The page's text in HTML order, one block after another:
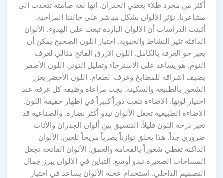
أكثر من مجرد طلاء يغطي الجدران. إنها لغة صامتة تتحدث إلى
مشاعرنا. تؤثر الألوان بشكل مباشر على حالتنا المزاجية.
أثبتت الدراسات أن الألوان الباردة تبعث على الهدوء. الألوان
الدافئة تثير النشاط والحيوية. اختيار اللون الصحيح يمكن أن
يغير جو الغرفة بالكامل. اللون الأزرق الفاتح مثالي لغرف
النوم. هو يساعد على الاسترخاء وتقليل التوتر. اللون الأصفر
يضيف إشراقة للمطابخ وغرف الطعام. اللون الأخضر يعزز
الشعور بالطبيعة والسكينة. يجب مراعاة وظيفة كل غرفة عند
اختيار لونها. الإضاءة تلعب دوراً كبيراً في إظهار حقيقة اللون.
الإضاءة الطبيعية تجعل الألوان تبدو أكثر نضارة. والصناعية قد
تغير درجة اللون قليلاً. التنسيق بين ألوان الجدران والأثاث
ضروري جداً. هذا يخلق توازناً بصرياً مريحاً للعين. الألوان
الداكنة تعطي شعوراً بالفخامة والعمق. الألوان الفاتحة تجعل
المساحات الصغيرة تبدو أوسع. التباين في الألوان يبرز جمال
التصميم الداخلي. استخدام عجلة الألوان يساعد في اختيار